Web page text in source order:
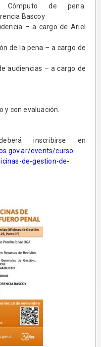
Cómputo de pena.
Bascoy
– a cargo de Ariel
de la pena – a cargo de
audiencias – a cargo de
y con evaluación.
inscribirse en
events/curso-
de-gestion-de-